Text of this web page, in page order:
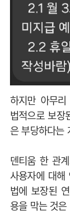
하지만 아무
법적으로 보
은 부당하다는
덴티움 한 관
사용자에 대해
법에 보장된
용을 막는 것